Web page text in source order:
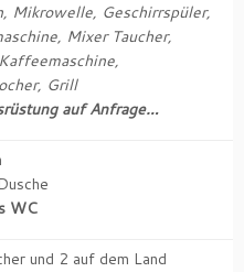
Mikrowelle, Geschirrspüler,
Mixer Taucher,
Grill
auf Anfrage…
WC
und 2 auf dem Land